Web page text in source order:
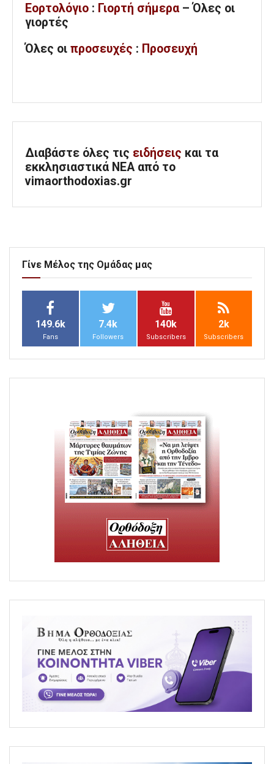
Εορτολόγιο : Γιορτή σήμερα – Όλες οι
γιορτές
Όλες οι προσευχές : Προσευχή
Διαβάστε όλες τις ειδήσεις και τα
εκκλησιαστικά ΝΕΑ από το
vimaorthodoxias.gr
Γίνε Μέλος της Ομάδας μας
149.6k
Fans
7.4k
Followers
140k
Subscribers
2k
Subscribers